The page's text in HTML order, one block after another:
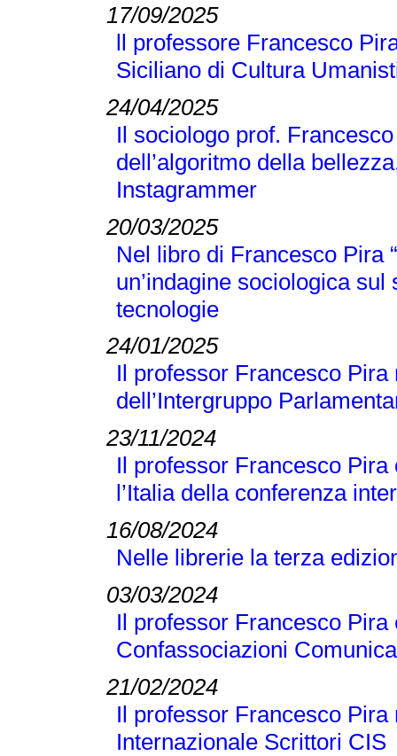
17/09/2025
ll professore Francesco
Siciliano di Cultura
24/04/2025
Il sociologo prof.
dell’algoritmo della
Instagrammer
20/03/2025
Nel libro di Francesco Pira
un’indagine sociologica
tecnologie
24/01/2025
Il professor Francesco
dell’Intergruppo
23/11/2024
Il professor Francesco
l’Italia della conferenza
16/08/2024
Nelle librerie la terza
03/03/2024
Il professor Francesco
Confassociazioni
21/02/2024
Il professor Francesco
Internazionale Scrittori CIS